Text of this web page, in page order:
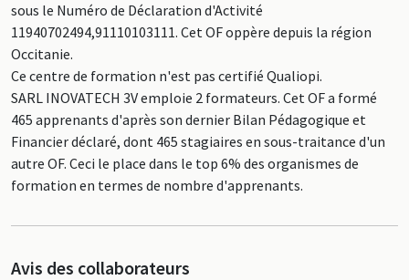
sous le Numéro de Déclaration d'Activité
11940702494,91110103111. Cet OF oppère depuis la région
Occitanie.
Ce centre de formation n'est pas certifié Qualiopi.
SARL INOVATECH 3V emploie 2 formateurs. Cet OF a formé
465 apprenants d'après son dernier Bilan Pédagogique et
Financier déclaré, dont 465 stagiaires en sous-traitance d'un
autre OF. Ceci le place dans le top 6% des organismes de
formation en termes de nombre d'apprenants.
Avis des collaborateurs